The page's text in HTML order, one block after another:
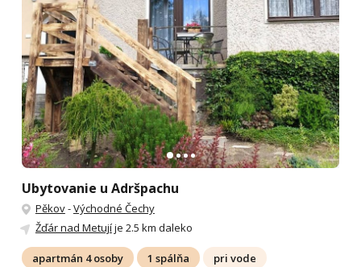
Ubytovanie u Adršpachu
Pěkov-Východné Čechy
Žďár nad Metujíje 2.5 km daleko
apartmán 4 osoby 1 spálňa
pri vode